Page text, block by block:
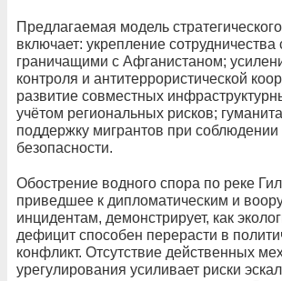
Предлагаемая модель
включает: укрепление сотрудничества
граничащими с Афганистаном;
контроля и антитеррористической
развитие совместных
учётом региональных рисков;
поддержку мигрантов при
безопасности.
Обострение водного спора по реке
приведшее к дипломатическим и
инцидентам, демонстрирует, как
дефицит способен перерасти в
конфликт. Отсутствие действенных
урегулирования усиливает риски